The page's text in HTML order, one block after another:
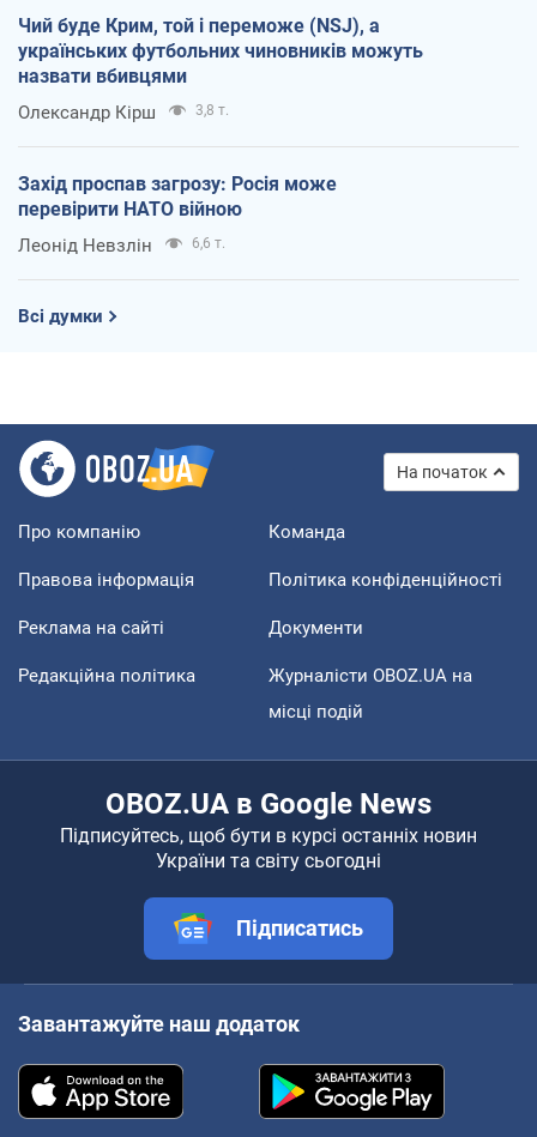
Чий буде Крим, той і переможе (NSJ), а
українських футбольних чиновників можуть
назвати вбивцями
Олександр Кірш 3,8 т.
Захід проспав загрозу: Росія може
перевірити НАТО війною
Леонід Невзлін 6,6 т.
Всі думки
На початок
Про компанію Команда
Правова інформація Політика конфіденційності
Реклама на сайті Документи
Редакційна політика
Журналісти OBOZ.UA на
місці подій
OBOZ.UA в Google News
Підписуйтесь, щоб бути в курсі останніх новин
України та світу сьогодні
Підписатись
Завантажуйте наш додаток